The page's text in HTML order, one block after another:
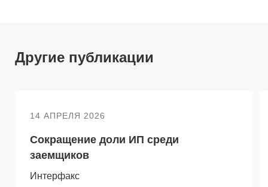
Другие публикации
14 АПРЕЛЯ 2026
Сокращение доли ИП среди
заемщиков
Интерфакс